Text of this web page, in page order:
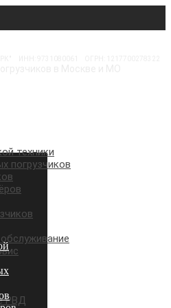
в Москве и МО
техники
погрузчиков
РВД